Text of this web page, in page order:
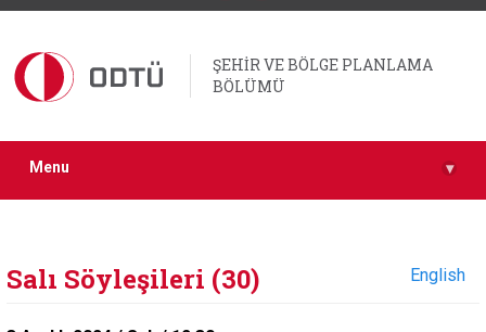
ŞEHİR VE BÖLGE PLANLAMA
BÖLÜMÜ
Menu ▾
Salı Söyleşileri (30) English